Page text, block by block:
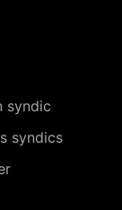
syndic
syndics